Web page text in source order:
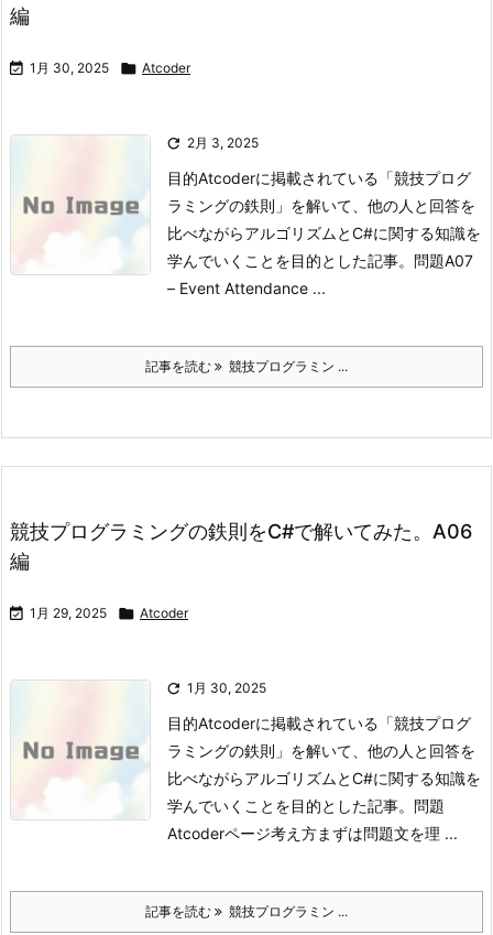
編
 1月 30, 2025  Atcoder
 2月 3, 2025
目的Atcoderに掲載されている「競技プログ
ラミングの鉄則」を解いて、他の人と回答を
比べながらアルゴリズムとC#に関する知識を
学んでいくことを目的とした記事。 問題A07
– Event Attendance ...
記事を読む 競技プログラミン ...
競技プログラミングの鉄則をC#で解いてみた。A06
編
 1月 29, 2025  Atcoder
 1月 30, 2025
目的Atcoderに掲載されている「競技プログ
ラミングの鉄則」を解いて、他の人と回答を
比べながらアルゴリズムとC#に関する知識を
学んでいくことを目的とした記事。 問題
Atcoderページ考え方まずは問題文を理 ...
記事を読む 競技プログラミン ...